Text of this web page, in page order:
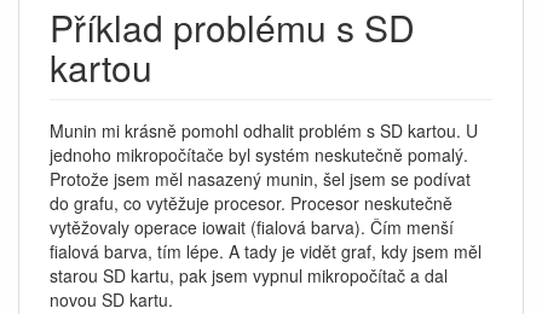
Příklad problému s SD
kartou
Munin mi krásně pomohl odhalit problém s SD kartou. U
jednoho mikropočítače byl systém neskutečně pomalý.
Protože jsem měl nasazený munin, šel jsem se podívat
do grafu, co vytěžuje procesor. Procesor neskutečně
vytěžovaly operace iowait (fialová barva). Čím menší
fialová barva, tím lépe. A tady je vidět graf, kdy jsem měl
starou SD kartu, pak jsem vypnul mikropočítač a dal
novou SD kartu.